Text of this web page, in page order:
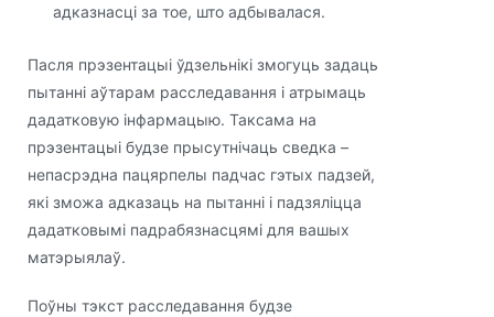
адказнасці за тое, што адбывалася.
Пасля прэзентацыі ўдзельнікі змогуць задаць
пытанні аўтарам расследавання і атрымаць
дадатковую інфармацыю. Таксама на
прэзентацыі будзе прысутнічаць сведка –
непасрэдна пацярпелы падчас гэтых падзей,
які зможа адказаць на пытанні і падзяліцца
дадатковымі падрабязнасцямі для вашых
матэрыялаў.
Поўны тэкст расследавання будзе